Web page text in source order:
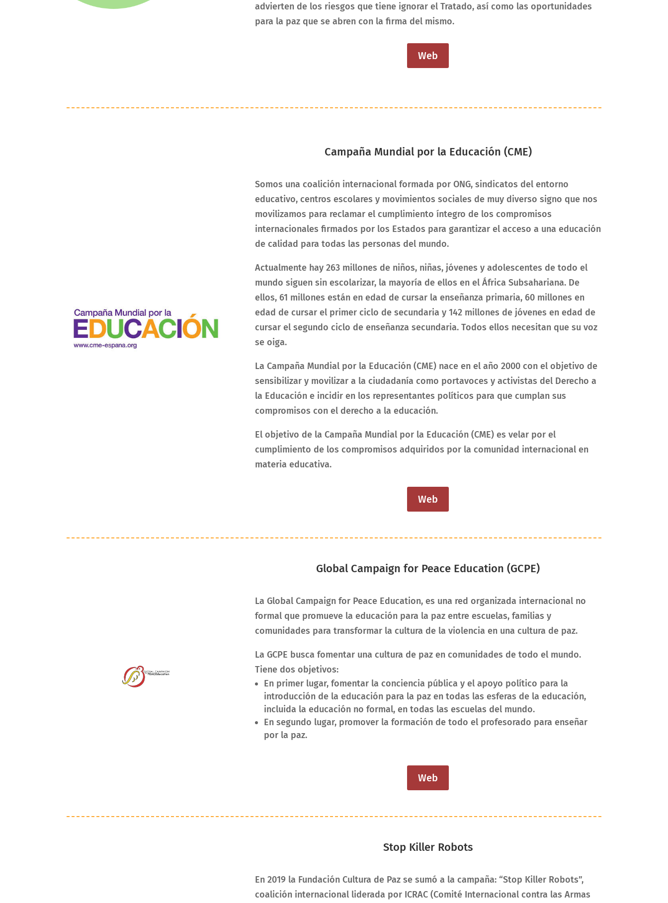
advierten de los riesgos que tiene ignorar el Tratado, así como las oportunidades
para la paz que se abren con la firma del mismo.
Web
Campaña Mundial por la Educación (CME)
Somos una coalición internacional formada por ONG, sindicatos del entorno
educativo, centros escolares y movimientos sociales de muy diverso signo que nos
movilizamos para reclamar el cumplimiento íntegro de los compromisos
internacionales firmados por los Estados para garantizar el acceso a una educación
de calidad para todas las personas del mundo.
Actualmente hay 263 millones de niños, niñas, jóvenes y adolescentes de todo el
mundo siguen sin escolarizar, la mayoría de ellos en el África Subsahariana. De
ellos, 61 millones están en edad de cursar la enseñanza primaria, 60 millones en
edad de cursar el primer ciclo de secundaria y 142 millones de jóvenes en edad de
cursar el segundo ciclo de enseñanza secundaria. Todos ellos necesitan que su voz
se oiga.
La Campaña Mundial por la Educación (CME) nace en el año 2000 con el objetivo de
sensibilizar y movilizar a la ciudadanía como portavoces y activistas del Derecho a
la Educación e incidir en los representantes políticos para que cumplan sus
compromisos con el derecho a la educación.
El objetivo de la Campaña Mundial por la Educación (CME) es velar por el
cumplimiento de los compromisos adquiridos por la comunidad internacional en
materia educativa.
Web
Global Campaign for Peace Education (GCPE)
La Global Campaign for Peace Education, es una red organizada internacional no
formal que promueve la educación para la paz entre escuelas, familias y
comunidades para transformar la cultura de la violencia en una cultura de paz.
La GCPE busca fomentar una cultura de paz en comunidades de todo el mundo.
Tiene dos objetivos:
En primer lugar, fomentar la conciencia pública y el apoyo político para la
introducción de la educación para la paz en todas las esferas de la educación,
incluida la educación no formal, en todas las escuelas del mundo.
En segundo lugar, promover la formación de todo el profesorado para enseñar
por la paz.
Web
Stop Killer Robots
En 2019 la Fundación Cultura de Paz se sumó a la campaña: “Stop Killer Robots”,
coalición internacional liderada por ICRAC (Comité Internacional contra las Armas